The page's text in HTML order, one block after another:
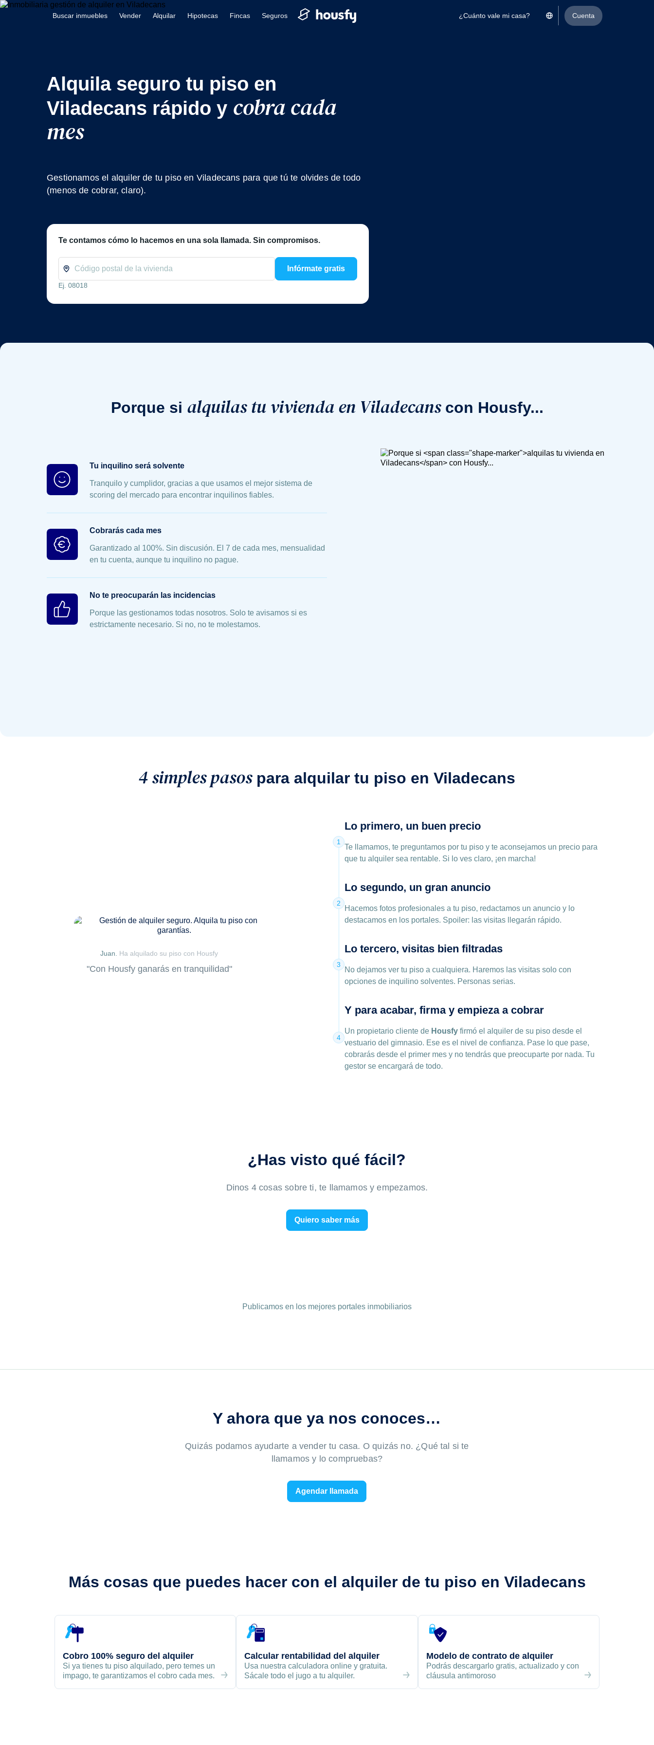
Buscar inmuebles Vender Alquilar Hipotecas Fincas Seguros ¿Cuánto vale mi casa? Cuenta
Alquila seguro tu piso en
Viladecans rápido y cobra cada
mes
Gestionamos el alquiler de tu piso en Viladecans para que tú te olvides de todo
(menos de cobrar, claro).
Te contamos cómo lo hacemos en una sola llamada. Sin compromisos.
Ej. 08018
Infórmate gratis
Porque si alquilas tu vivienda en Viladecanscon Housfy...
Tu inquilino será solvente
Tranquilo y cumplidor, gracias a que usamos el mejor sistema de
scoring del mercado para encontrar inquilinos fiables.
Cobrarás cada mes
Garantizado al 100%. Sin discusión. El 7 de cada mes, mensualidad
en tu cuenta, aunque tu inquilino no pague.
No te preocuparán las incidencias
Porque las gestionamos todas nosotros. Solo te avisamos si es
estrictamente necesario. Si no, no te molestamos.
4 simples pasospara alquilar tu piso en Viladecans
Juan. Ha alquilado su piso con Housfy
"Con Housfy ganarás en tranquilidad"
1
Lo primero, un buen precio
Te llamamos, te preguntamos por tu piso y te aconsejamos un precio para
que tu alquiler sea rentable. Si lo ves claro, ¡en marcha!
2
Lo segundo, un gran anuncio
Hacemos fotos profesionales a tu piso, redactamos un anuncio y lo
destacamos en los portales. Spoiler: las visitas llegarán rápido.
3
Lo tercero, visitas bien filtradas
No dejamos ver tu piso a cualquiera. Haremos las visitas solo con
opciones de inquilino solventes. Personas serias.
4
Y para acabar, firma y empieza a cobrar
Un propietario cliente de Housfyfirmó el alquiler de su piso desde el
vestuario del gimnasio. Ese es el nivel de confianza. Pase lo que pase,
cobrarás desde el primer mes y no tendrás que preocuparte por nada. Tu
gestor se encargará de todo.
¿Has visto qué fácil?
Dinos 4 cosas sobre ti, te llamamos y empezamos.
Quiero saber más
Publicamos en los mejores portales inmobiliarios
Y ahora que ya nos conoces…
Quizás podamos ayudarte a vender tu casa. O quizás no. ¿Qué tal si te
llamamos y lo compruebas?
Agendar llamada
Más cosas que puedes hacer con el alquiler de tu piso en Viladecans
Cobro 100% seguro del alquiler
Si ya tienes tu piso alquilado, pero temes un
impago, te garantizamos el cobro cada mes.
Calcular rentabilidad del alquiler
Usa nuestra calculadora online y gratuita.
Sácale todo el jugo a tu alquiler.
Modelo de contrato de alquiler
Podrás descargarlo gratis, actualizado y con
cláusula antimoroso